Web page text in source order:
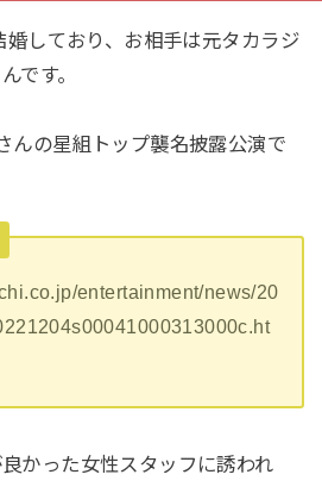
しており、お相手は元タカラジ
です。
んの星組トップ襲名披露公演で
entertainment/news/20
かった女性スタッフに誘われ